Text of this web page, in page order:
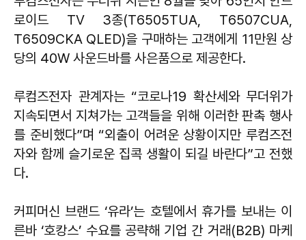
로이드 TV 3종(T6505TUA, T6507CUA,
T6509CKA QLED)을 구매하는 고객에게 11만원 상
당의 40W 사운드바를 사은품으로 제공한다.
루컴즈전자 관계자는 “코로나19 확산세와 무더위가
지속되면서 지쳐가는 고객들을 위해 이러한 판촉 행사
를 준비했다”며 “외출이 어려운 상황이지만 루컴즈전
자와 함께 슬기로운 집콕 생활이 되길 바란다”고 전했
다.
커피머신 브랜드 ‘유라’는 호텔에서 휴가를 보내는 이
른바 ‘호캉스’ 수요를 공략해 기업 간 거래(B2B) 마케